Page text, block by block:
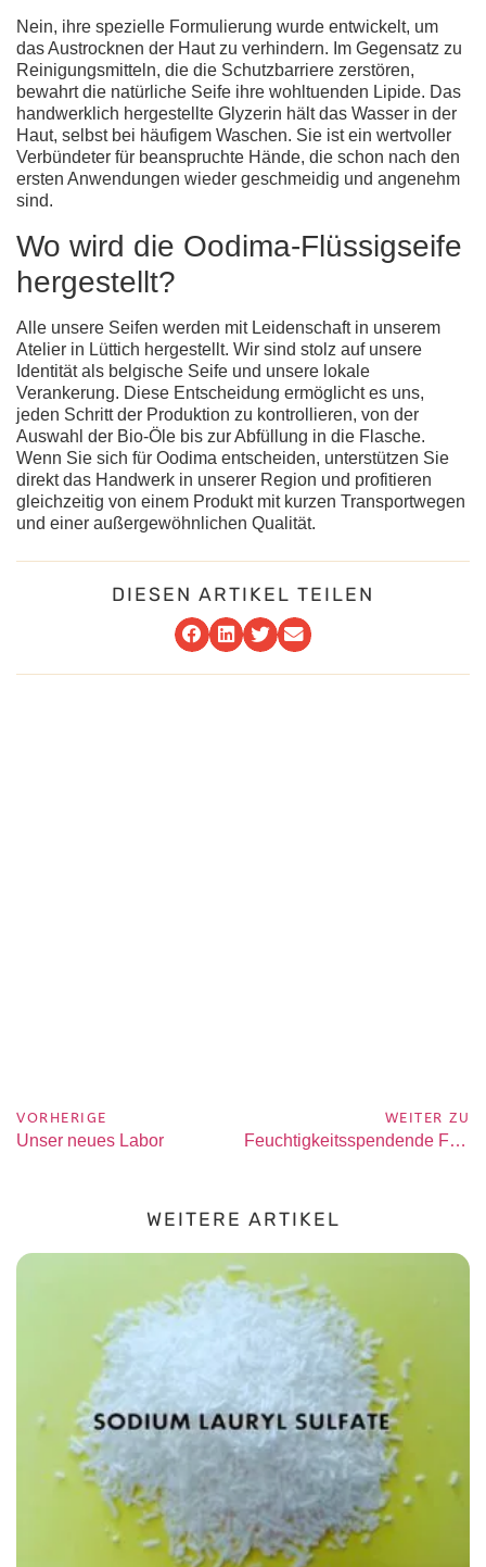
Nein, ihre spezielle Formulierung wurde entwickelt, um
das Austrocknen der Haut zu verhindern. Im Gegensatz zu
Reinigungsmitteln, die die Schutzbarriere zerstören,
bewahrt die natürliche Seife ihre wohltuenden Lipide. Das
handwerklich hergestellte Glyzerin hält das Wasser in der
Haut, selbst bei häufigem Waschen. Sie ist ein wertvoller
Verbündeter für beanspruchte Hände, die schon nach den
ersten Anwendungen wieder geschmeidig und angenehm
sind.
Wo wird die Oodima-Flüssigseife
hergestellt?
Alle unsere Seifen werden mit Leidenschaft in unserem
Atelier in Lüttich hergestellt. Wir sind stolz auf unsere
Identität als belgische Seife und unsere lokale
Verankerung. Diese Entscheidung ermöglicht es uns,
jeden Schritt der Produktion zu kontrollieren, von der
Auswahl der Bio-Öle bis zur Abfüllung in die Flasche.
Wenn Sie sich für Oodima entscheiden, unterstützen Sie
direkt das Handwerk in unserer Region und profitieren
gleichzeitig von einem Produkt mit kurzen Transportwegen
und einer außergewöhnlichen Qualität.
DIESEN ARTIKEL TEILEN
VORHERIGE
Unser neues Labor
WEITER ZU
Feuchtigkeitsspendende Flüssigseife: Der umfassende Leitfaden für eine gesunde und hydratisierte Haut im Jahr 2026
WEITERE ARTIKEL